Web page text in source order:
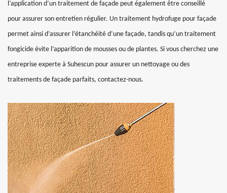
l’application d’un traitement de façade peut également être conseillé
pour assurer son entretien régulier. Un traitement hydrofuge pour façade
permet ainsi d’assurer l’étanchéité d’une façade, tandis qu’un traitement
fongicide évite l’apparition de mousses ou de plantes. Si vous cherchez une
entreprise experte à Suhescun pour assurer un nettoyage ou des
traitements de façade parfaits, contactez-nous.